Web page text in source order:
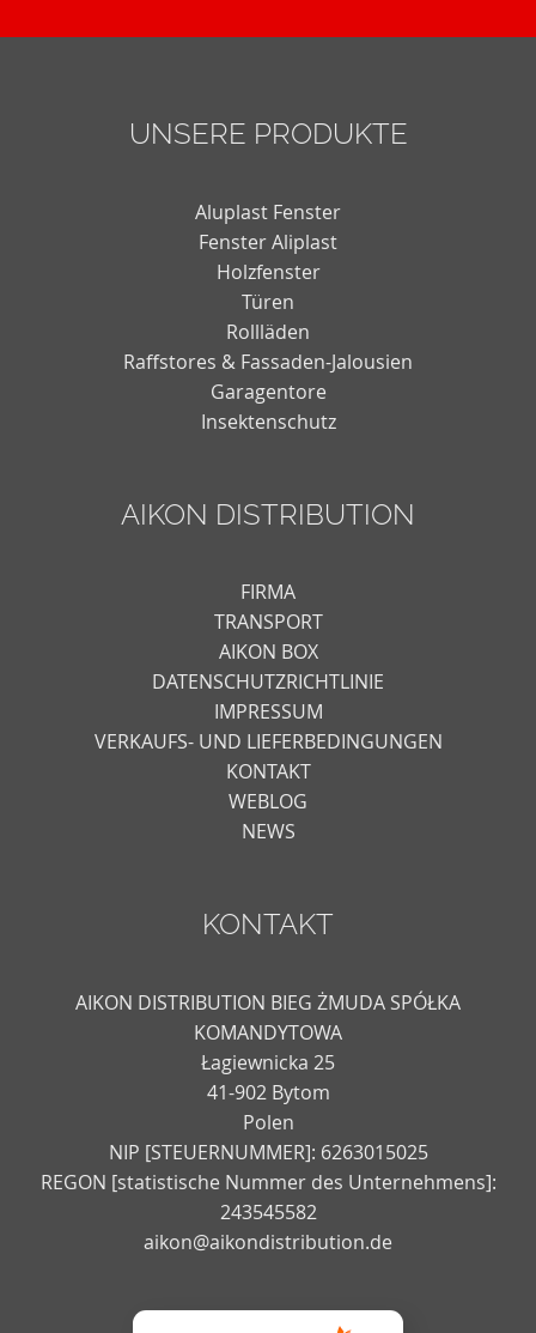
UNSERE PRODUKTE
Aluplast Fenster
Fenster Aliplast
Holzfenster
Türen
Rollläden
Raffstores & Fassaden-Jalousien
Garagentore
Insektenschutz
AIKON DISTRIBUTION
FIRMA
TRANSPORT
AIKON BOX
DATENSCHUTZRICHTLINIE
IMPRESSUM
VERKAUFS- UND LIEFERBEDINGUNGEN
KONTAKT
WEBLOG
NEWS
KONTAKT
AIKON DISTRIBUTION BIEG ŻMUDA SPÓŁKA
KOMANDYTOWA
Łagiewnicka 25
41-902 Bytom
Polen
NIP [STEUERNUMMER]: 6263015025
REGON [statistische Nummer des Unternehmens]:
243545582
aikon@aikondistribution.de